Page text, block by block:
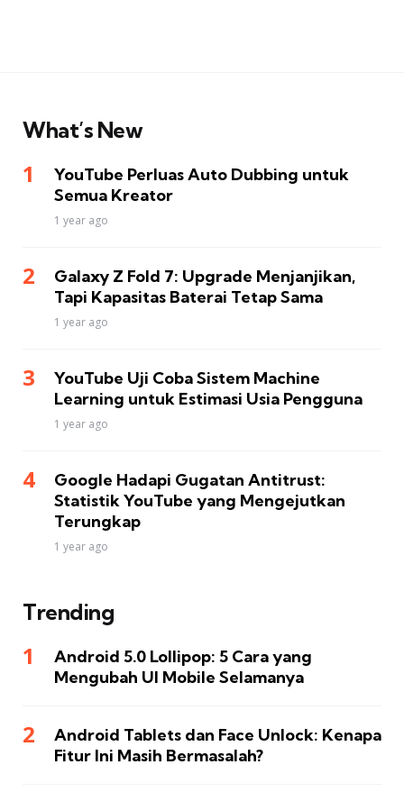
What’s New
YouTube Perluas Auto Dubbing untuk
Semua Kreator
1 year ago
Galaxy Z Fold 7: Upgrade Menjanjikan,
Tapi Kapasitas Baterai Tetap Sama
1 year ago
YouTube Uji Coba Sistem Machine
Learning untuk Estimasi Usia Pengguna
1 year ago
Google Hadapi Gugatan Antitrust:
Statistik YouTube yang Mengejutkan
Terungkap
1 year ago
Trending
Android 5.0 Lollipop: 5 Cara yang
Mengubah UI Mobile Selamanya
Android Tablets dan Face Unlock: Kenapa
Fitur Ini Masih Bermasalah?